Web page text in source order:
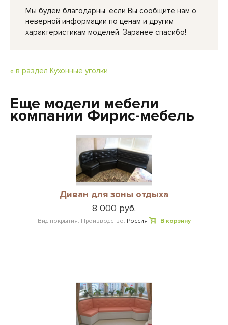
Мы будем благодарны, если Вы сообщите нам о
неверной информации по ценам и другим
характеристикам моделей. Заранее спасибо!
« в раздел Кухонные уголки
Еще модели мебели
компании Фирис-мебель
Диван для зоны отдыха
8 000 руб.
Вид покрытия: Производство: Россия В корзину